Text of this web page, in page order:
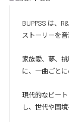
BUPPSS は、
ストーリーを音
家族愛、夢、
に、一曲ごとに
現代的なビー
し、世代や国